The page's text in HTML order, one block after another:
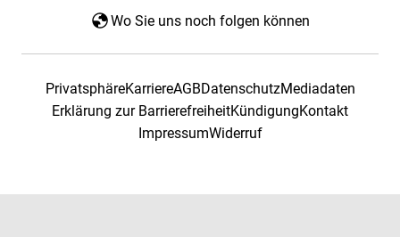
Wo Sie uns noch folgen können
PrivatsphäreKarriereAGBDatenschutzMediadaten
Erklärung zur BarrierefreiheitKündigungKontakt
ImpressumWiderruf